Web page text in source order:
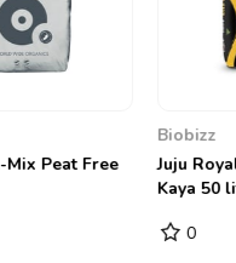
Juju Royal Biobizz
Rebel 50 litre